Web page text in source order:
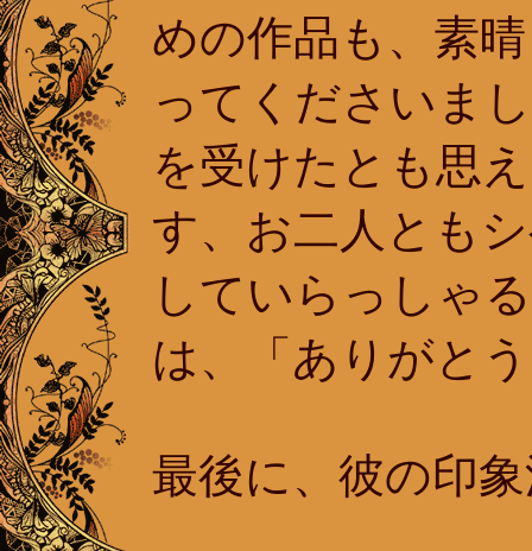
めの作品も、素
ってくださいま
を受けたとも思
す、お二人とも
していらっしゃ
は、「ありがと
最後に、彼の印